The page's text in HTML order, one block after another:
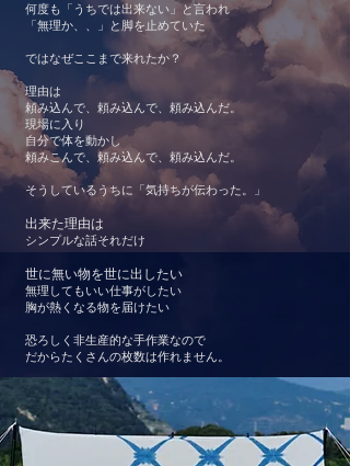
何度も「うちでは出来ない」と言われ
「無理か、、」と脚を止めていた
ではなぜここまで来れたか？
理由は
頼み込んで、頼み込んで、頼み込んだ。
現場に入り
自分で体を動かし
頼みこんで、頼み込んで、頼み込んだ。
そうしているうちに「気持ちが伝わった。」
出来た理由は
シンプルな話それだけ
世に無い物を世に出したい
無理してもいい仕事がしたい
胸が熱くなる物を届けたい
​恐ろしく非生産的な手作業なので
だからたくさんの枚数は作れません。